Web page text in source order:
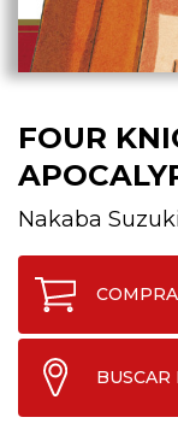
FOUR
Nakaba Suzuki
BUSCAR